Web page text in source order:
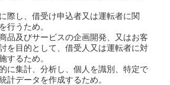
際し、借受け申込者又は運転者に関
行うため。
品及びサービスの企画開発、又はお客
を目的として、借受人又は運転者に対
するため。
に集計、分析し、個人を識別、特定で
計データを作成するため。